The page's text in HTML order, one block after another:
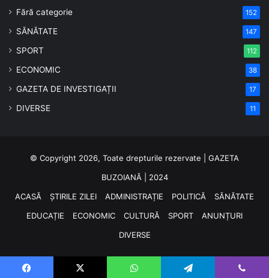
Fără categorie 152
SĂNĂTATE 147
SPORT 112
ECONOMIC 38
GAZETA DE INVESTIGAȚII 17
DIVERSE 11
© Copyright 2026, Toate drepturile rezervate | GAZETA
BUZOIANĂ | 2024
ACASĂ
ȘTIRILE ZILEI ADMINISTRAȚIE POLITICĂ
SĂNĂTATE
EDUCAȚIE
ECONOMIC CULTURĂ SPORT
ANUNȚURI
DIVERSE